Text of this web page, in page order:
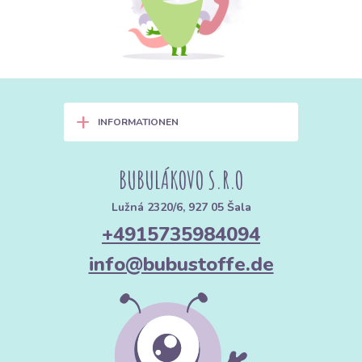
2. Was man aus Kunstfell nähen
kann: Von Mode bis Interior
🧥 Wintergarderobe
Westen und Mäntel:
Kapuzenbesätze, Pelzkragen, Stulpen oder
wärmende Stirnbänder.
Kreieren Sie Ihre eigenen Bommel für Mützen, genau
nach Ihren Vorstellungen.
🐶 Für unsere vierbeinigen Freunde
Hunde- und Katzenbetten:Kunstfell ist für das Nähen von
Tierbetten äußerst beliebt. Tiere lieben die Weichheit, die sie an
natürliche Wärme erinnert. Zudem wirken Betten aus unserem
+ INFORMATIONEN
BUBULÁKOVO S.R.O
Lužná 2320/6, 927 05 Šala
+4915735984094
info@bubustoffe.de